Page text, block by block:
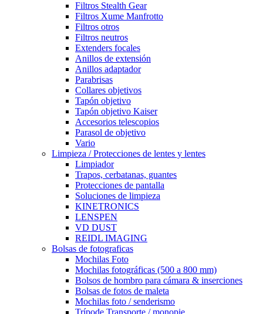
Filtros Stealth Gear
Filtros Xume Manfrotto
Filtros otros
Filtros neutros
Extenders focales
Anillos de extensión
Anillos adaptador
Parabrisas
Collares objetivos
Tapón objetivo
Tapón objetivo Kaiser
Accesorios telescopios
Parasol de objetivo
Vario
Limpieza / Protecciones de lentes y lentes
Limpiador
Trapos, cerbatanas, guantes
Protecciones de pantalla
Soluciones de limpieza
KINETRONICS
LENSPEN
VD DUST
REIDL IMAGING
Bolsas de fotograficas
Mochilas Foto
Mochilas fotográficas (500 a 800 mm)
Bolsos de hombro para cámara & inserciones
Bolsas de fotos de maleta
Mochilas foto / senderismo
Trípode Transporte / monopie